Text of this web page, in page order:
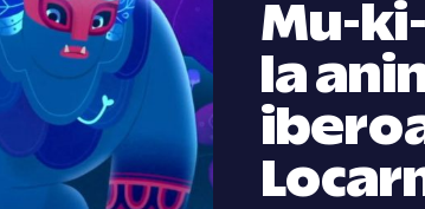
Mu-
la